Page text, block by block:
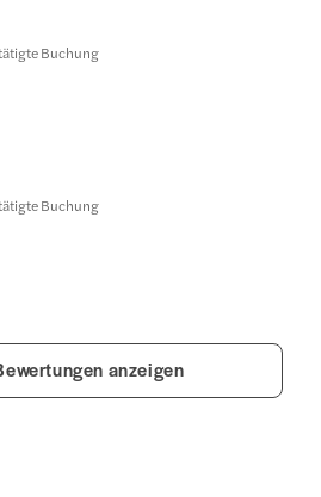
Buchung
Buchung
anzeigen